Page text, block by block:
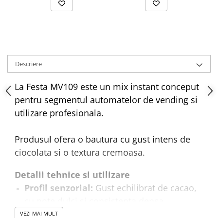
Descriere
La Festa MV109 este un mix instant conceput
pentru segmentul automatelor de vending si
utilizare profesionala.
Produsul ofera o bautura cu gust intens de
ciocolata si o textura cremoasa.
Detalii tehnice si utilizare
Profil senzorial: Gust echilibrat de cacao,
Solubilitate:
VEZI MAI MULT